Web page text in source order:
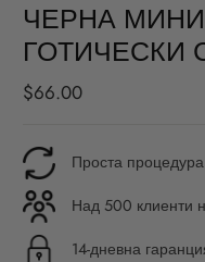
ЧЕРНА
ГОТИЧЕСКИ
Редовна
$66.00
Проста
Над 500 клиенти
14-дневна